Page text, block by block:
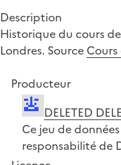
Description
Historique du cours
Londres. Source
Producteur
DELETED
Ce jeu de
responsabilité de